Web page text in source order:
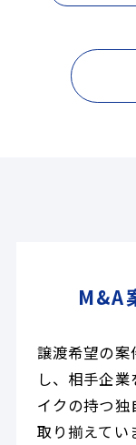
M&A
譲渡希望の案
し、相手企
イクの持つ
取り揃えてい